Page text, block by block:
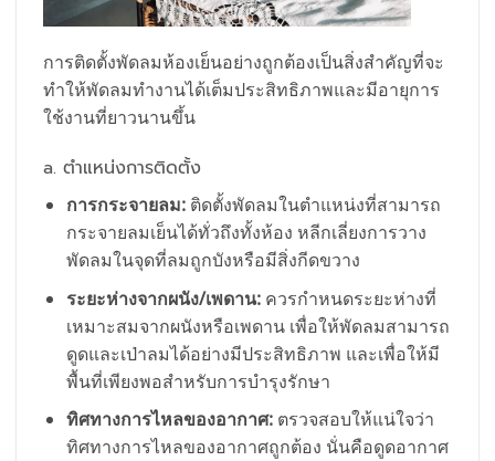
การติดตั้งพัดลมห้องเย็นอย่างถูกต้องเป็นสิ่งสำคัญที่จะ
ทำให้พัดลมทำงานได้เต็มประสิทธิภาพและมีอายุการ
ใช้งานที่ยาวนานขึ้น
a. ตำแหน่งการติดตั้ง
การกระจายลม:ติดตั้งพัดลมในตำแหน่งที่สามารถ
กระจายลมเย็นได้ทั่วถึงทั้งห้อง หลีกเลี่ยงการวาง
พัดลมในจุดที่ลมถูกบังหรือมีสิ่งกีดขวาง
ระยะห่างจากผนัง/เพดาน:ควรกำหนดระยะห่างที่
เหมาะสมจากผนังหรือเพดาน เพื่อให้พัดลมสามารถ
ดูดและเป่าลมได้อย่างมีประสิทธิภาพ และเพื่อให้มี
พื้นที่เพียงพอสำหรับการบำรุงรักษา
ทิศทางการไหลของอากาศ:ตรวจสอบให้แน่ใจว่า
ทิศทางการไหลของอากาศถูกต้อง นั่นคือดูดอากาศ